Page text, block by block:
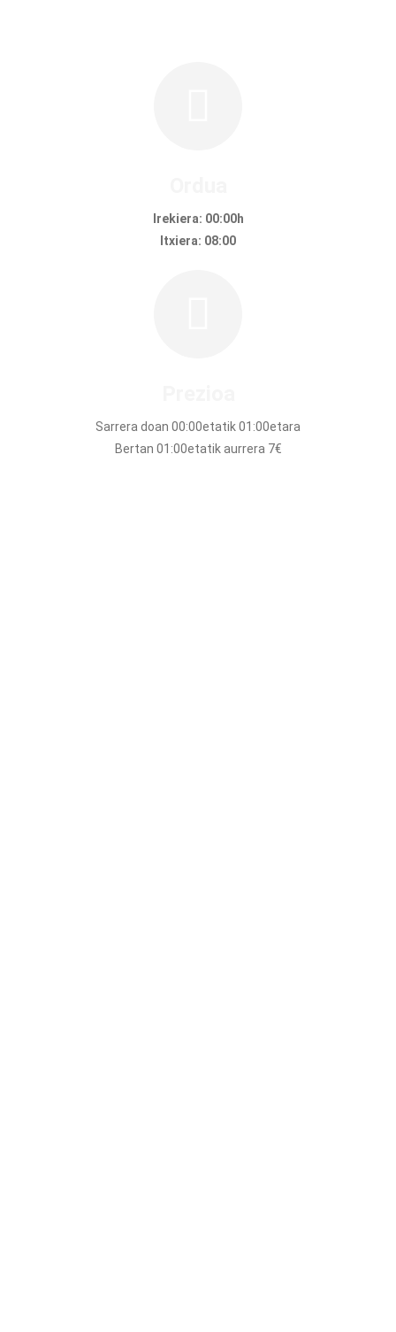
Irekiera: 00:00h
Itxiera: 08:00
Sarrera doan 00:00etatik 01:00etara
Bertan 01:00etatik aurrera 7€